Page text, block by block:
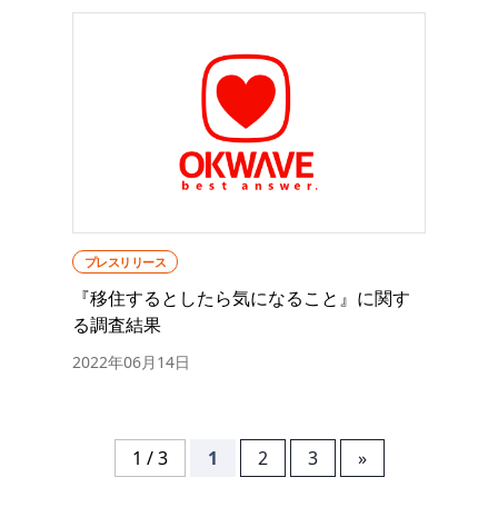
プレスリリース
『移住するとしたら気になること』に関す
る調査結果
2022年06月14日
1 / 3 1 2 3 »